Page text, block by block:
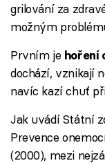
grilování za
možným
Prvním je hoření
dochází, vznikají
navíc kazí chuť
Jak uvádí Státní
Prevence
(2000), mezi